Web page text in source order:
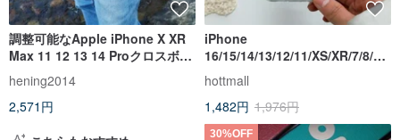
調整可能なApple iPhone X XR
Max 11 12 13 14 Proクロスボデ
ィケース
hening2014
2,571円
iPhone
16/15/14/13/12/11/XS/XR/7/8/SE
2/SE3 リーフ クオッカ 透明電話
ケース
hottmall
1,482円 1,976円
30%OFF